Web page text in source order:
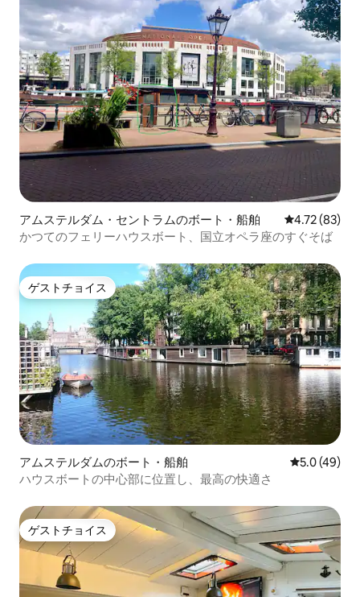
アムステルダム・セントラムのボート・船舶 レビュー83
4.72 (83)
かつてのフェリーハウスボート、国立オペラ座のすぐそば
ゲストチョイス
ゲストチョイス
アムステルダムのボート・船舶 レビュー49
5.0 (49)
ハウスボートの中心部に位置し、最高の快適さ
ゲストチョイス
ゲストチョイス